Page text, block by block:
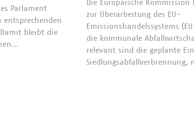
Parlament
entsprechenden
bleibt die
Die Europäische
zur Überarbeitung des EU-
Emissionshandelssystems
die kommunale
relevant sind die geplante
Siedlungsabfallverbrennung,